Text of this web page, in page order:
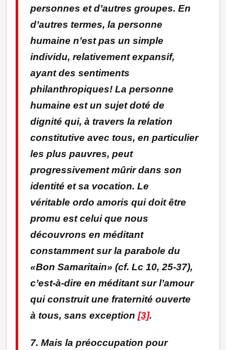
personnes et d’autres groupes. En
d’autres termes, la personne
humaine n’est pas un simple
individu, relativement expansif,
ayant des sentiments
philanthropiques! La personne
humaine est un sujet doté de
dignité qui, à travers la relation
constitutive avec tous, en particulier
les plus pauvres, peut
progressivement mûrir dans son
identité et sa vocation. Le
véritable ordo amoris qui doit être
promu est celui que nous
découvrons en méditant
constamment sur la parabole du
«Bon Samaritain» (cf. Lc 10, 25-37),
c’est-à-dire en méditant sur l’amour
qui construit une fraternité ouverte
à tous, sans exception [3].
7. Mais la préoccupation pour